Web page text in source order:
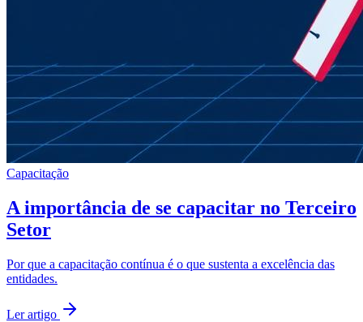
Capacitação
A importância de se capacitar no Terceiro
Setor
Por que a capacitação contínua é o que sustenta a excelência das
entidades.
Ler artigo